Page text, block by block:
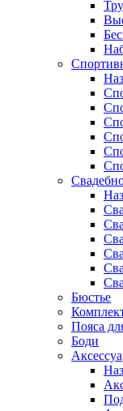
Бюстье
Пояса
Боди